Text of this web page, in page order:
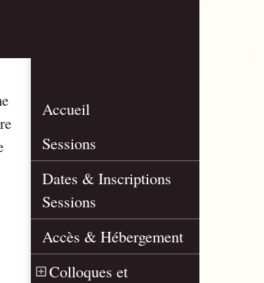
Accueil
Sessions
Dates & Inscriptions
Sessions
Accès & Hébergement
Colloques et